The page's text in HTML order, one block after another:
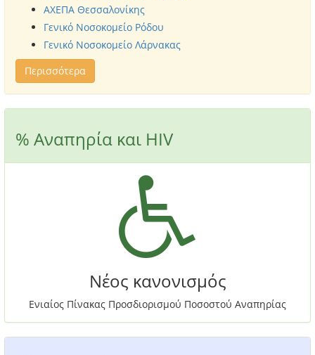
ΑΧΕΠΑ Θεσσαλονίκης
Γενικό Νοσοκομείο Ρόδου
Γενικό Νοσοκομείο Λάρνακας
Περισσότερα
% Αναπηρία και HIV
Νέος κανονισμός
Ενιαίος Πίνακας Προσδιορισμού Ποσοστού Αναπηρίας